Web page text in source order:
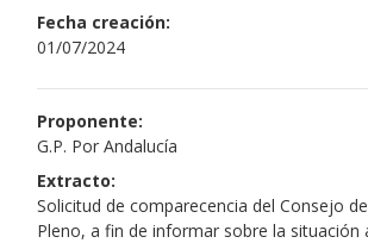
Fecha creación:
01/07/2024
Proponente:
G.P. Por Andalucía
Extracto:
Solicitud de comparecencia del Consejo
Pleno, a fin de informar sobre la situación